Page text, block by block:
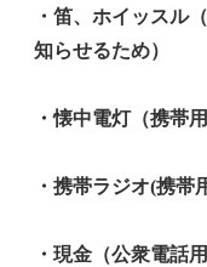
・笛、ホイッスル
知らせるため）
・懐中電灯（携帯
・携帯ラジオ(携帯
・現金（公衆電話